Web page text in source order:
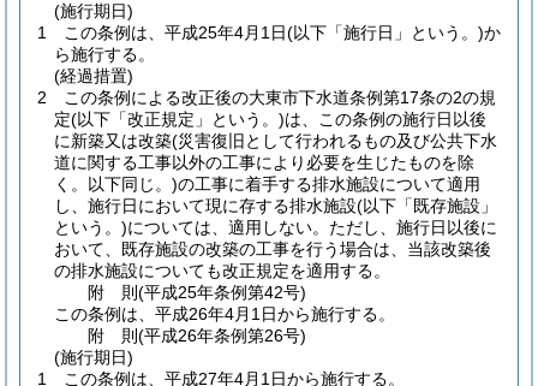
(施行期日)
1
この条例は、平成25年4月1日(以下「施行日」という。)か
ら施行する。
(経過措置)
2
この条例による改正後の大東市下水道条例第17条の2の規
定(以下「改正規定」という。)は、この条例の施行日以後
に新築又は改築(災害復旧として行われるもの及び公共下水
道に関する工事以外の工事により必要を生じたものを除
く。以下同じ。)の工事に着手する排水施設について適用
し、施行日において現に存する排水施設(以下「既存施設」
という。)については、適用しない。 ただし、施行日以後に
おいて、既存施設の改築の工事を行う場合は、当該改築後
の排水施設についても改正規定を適用する。
附 則(平成25年条例第42号)
この条例は、平成26年4月1日から施行する。
附 則(平成26年条例第26号)
(施行期日)
1
この条例は、平成27年4月1日から施行する。